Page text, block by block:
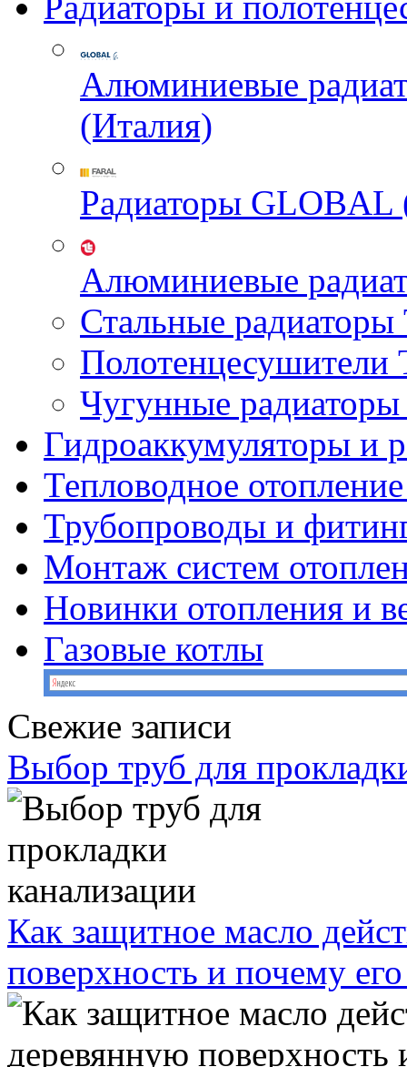
Алюминиевые
(Италия)
Радиаторы GLOBAL
Алюминиевые
Стальные
Чугунные
Гидроаккумуляторы и
Тепловодное
Трубопроводы и
Монтаж систем
Новинки отопления и
Газовые котлы
Свежие записи
Выбор труб для
Как защитное масло
поверхность и почему